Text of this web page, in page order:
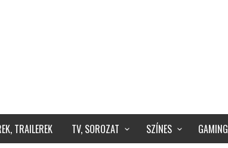
TRAILEREK TV, SOROZAT SZÍNES GAMING